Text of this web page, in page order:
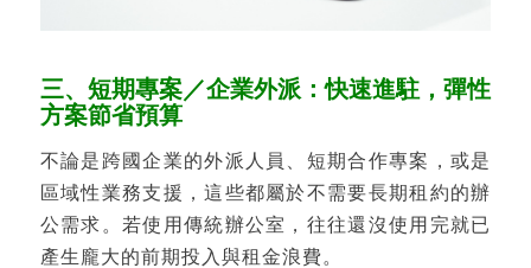
三、短期專案／企業外派：快速進駐，彈性
方案節省預算
不論是跨國企業的外派人員、短期合作專案，或是
區域性業務支援，這些都屬於不需要長期租約的辦
公需求。若使用傳統辦公室，往往還沒使用完就已
產生龐大的前期投入與租金浪費。